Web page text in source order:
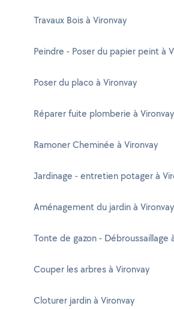
Travaux Bois à Vironvay
Peindre - Poser du papier peint à
Poser du placo à Vironvay
Réparer fuite plomberie à Vironvay
Ramoner Cheminée à Vironvay
Jardinage - entretien potager à
Aménagement du jardin à Vironvay
Tonte de gazon - Débroussaillage
Couper les arbres à Vironvay
Cloturer jardin à Vironvay